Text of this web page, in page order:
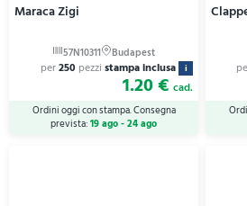
Maraca Zigi
per250 pezzi stampa inclusa i
1.20 € cad.
Ordini oggi con stampa. Consegna
prevista:19 ago - 24 ago